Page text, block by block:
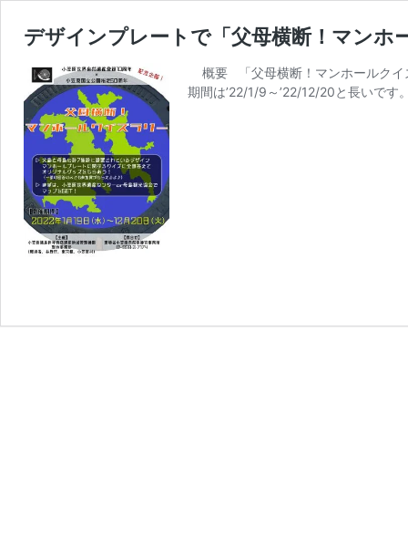
デザインプレートで「父母横断！マンホ
概要 「父母横断！マンホールクイ
期間は’22/1/9～’22/12/20と長いで